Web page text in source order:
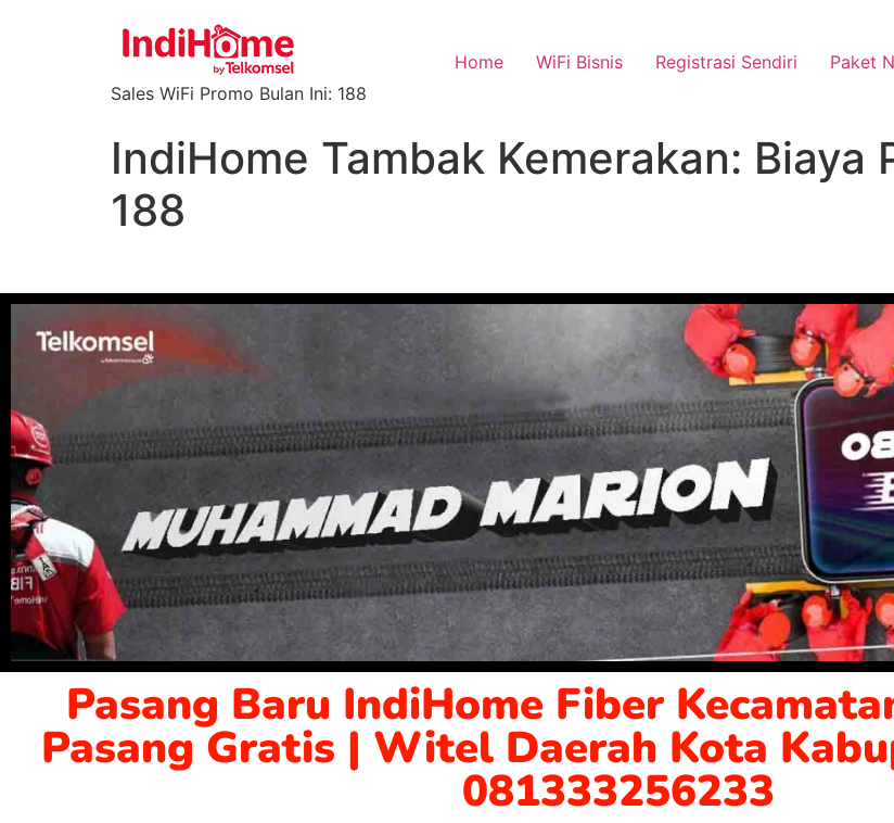
Sales WiFi Promo Bulan Ini: 188
Home WiFi Bisnis Registrasi Sendiri Paket
IndiHome Tambak Kemerakan: Biaya
188
Pasang Baru IndiHome Fiber
Pasang Gratis | Witel Daerah Kota
081333256233